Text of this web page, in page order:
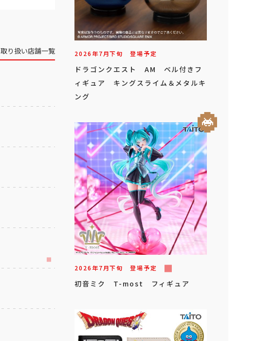
取り扱い店舗一覧 2026年7月下旬 登場予定
ドラゴンクエスト AM ベル付きフ
ィギュア キングスライム＆メタルキ
ング
2026年7月下旬 登場予定
初音ミク T-most フィギュア